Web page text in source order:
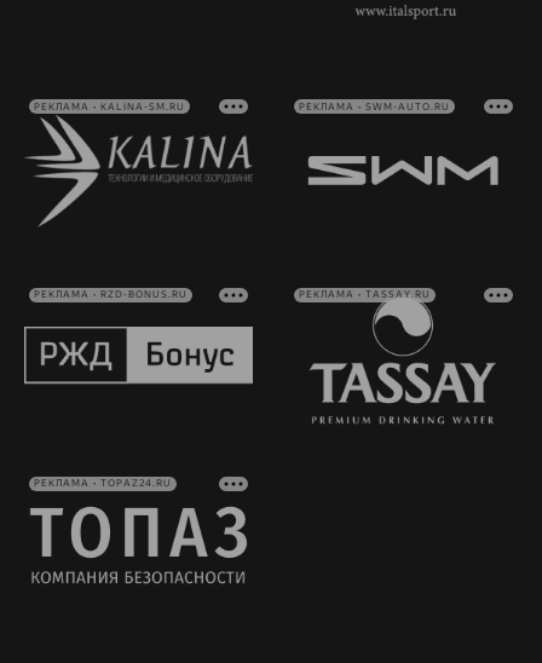
РЕКЛАМА • KALINA-SM.RU РЕКЛАМА • SWM-AUTO.RU
РЕКЛАМА • RZD-BONUS.RU РЕКЛАМА • TASSAY.RU
РЕКЛАМА • TOPAZ24.RU